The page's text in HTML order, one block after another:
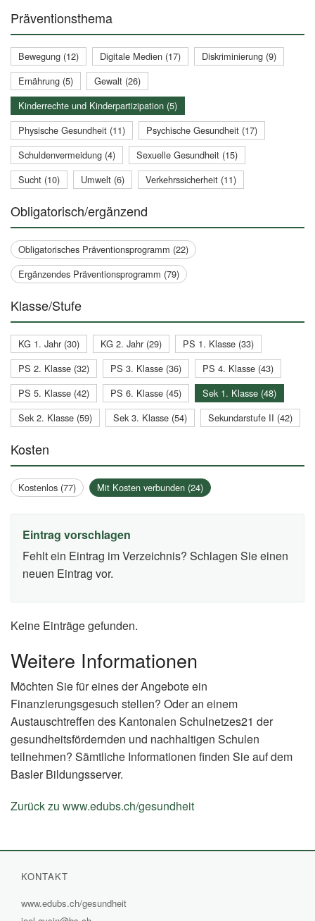
Keine Einträge gefunden.
Weitere Informationen
Möchten Sie für eines der Angebote ein
Finanzierungsgesuch stellen? Oder an einem
Austauschtreffen des Kantonalen Schulnetzes21 der
gesundheitsfördernden und nachhaltigen Schulen
teilnehmen? Sämtliche Informationen finden Sie auf dem
Basler Bildungsserver.
Zurück zu www.edubs.ch/gesundheit
Präventionsthema
Bewegung (12) Digitale Medien (17)
Diskriminierung (9)
Ernährung (5)
Gewalt (26)
Kinderrechte und Kinderpartizipation (5)
Physische Gesundheit (11)
Psychische Gesundheit (17)
Schuldenvermeidung (4)
Sexuelle Gesundheit (15)
Sucht (10)
Umwelt (6) Verkehrssicherheit (11)
Obligatorisch/ergänzend
Obligatorisches Präventionsprogramm (22)
Ergänzendes Präventionsprogramm (79)
Klasse/Stufe
KG 1. Jahr (30) KG 2. Jahr (29)
PS 1. Klasse (33)
PS 2. Klasse (32)
PS 3. Klasse (36)
PS 4. Klasse (43)
PS 5. Klasse (42)
PS 6. Klasse (45)
Sek 1. Klasse (48)
Sek 2. Klasse (59)
Sek 3. Klasse (54) Sekundarstufe II (42)
Kosten
Kostenlos (77) Mit Kosten verbunden (24)
Eintrag vorschlagen
Fehlt ein Eintrag im Verzeichnis? Schlagen Sie einen
neuen Eintrag vor.
KONTAKT
www.edubs.ch/gesundheit